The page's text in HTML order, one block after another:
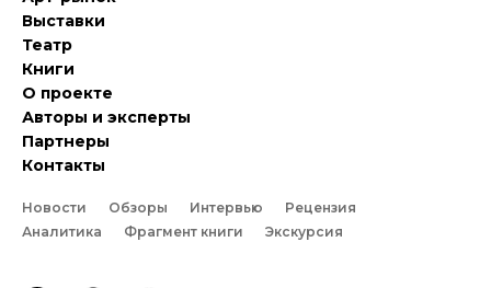
Выставки
Театр
Книги
О проекте
Авторы и эксперты
Партнеры
Контакты
Новости Обзоры Интервью
Рецензия
Аналитика
Фрагмент книги Экскурсия